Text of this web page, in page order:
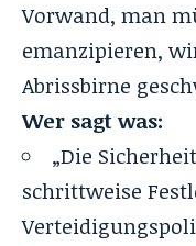
Vorwand, man
emanzipieren,
Abrissbirne
Wer sagt was:
„Die
schrittweise